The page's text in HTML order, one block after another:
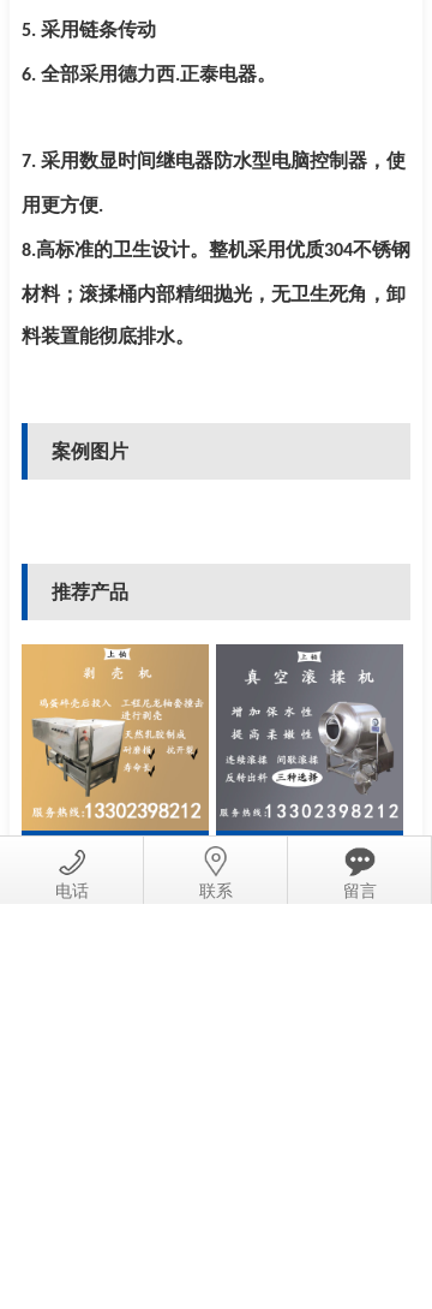
5. 采用链条传动
6. 全部采用德力西.正泰电器。
7. 采用数显时间继电器防水型电脑控制器，使
用更方便.
8.高标准的卫生设计。整机采用优质304不锈钢
材料；滚揉桶内部精细抛光，无卫生死角，卸
料装置能彻底排水。
案例图片
推荐产品
PT-1200剥壳机 PT-500L真空滚揉机
电话 联系 留言